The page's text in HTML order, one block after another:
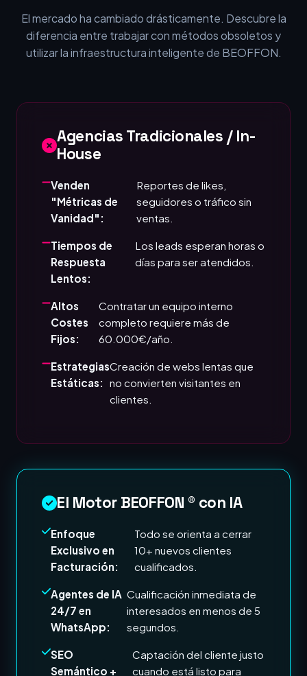
El mercado ha cambiado drásticamente. Descubre la
diferencia entre trabajar con métodos obsoletos y
utilizar la infraestructura inteligente de BEOFFON.
Agencias Tradicionales / In-
House
Venden
"Métricas de
Vanidad":
Reportes de likes,
seguidores o tráfico sin
ventas.
Tiempos de
Respuesta
Lentos:
Los leads esperan horas o
días para ser atendidos.
Altos
Costes
Fijos:
Contratar un equipo interno
completo requiere más de
60.000€/año.
Estrategias
Estáticas:
Creación de webs lentas que
no convierten visitantes en
clientes.
El Motor BEOFFON ® con IA
Enfoque
Exclusivo en
Facturación:
Todo se orienta a cerrar
10+ nuevos clientes
cualificados.
Agentes de IA
24/7 en
WhatsApp:
Cualificación inmediata de
interesados en menos de 5
segundos.
SEO
Semántico +
Captación del cliente justo
cuando está listo para